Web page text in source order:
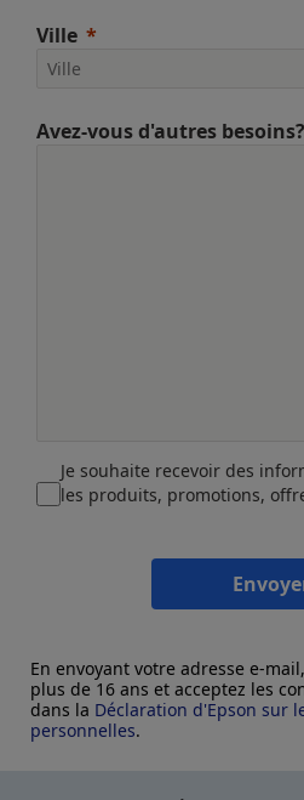
Ville
Avez-vous d'autres besoins?
Je souhaite recevoir des
les produits, promotions,
En envoyant votre adresse e-
plus de 16 ans et acceptez les
dans la Déclaration d'Epson sur
personnelles.